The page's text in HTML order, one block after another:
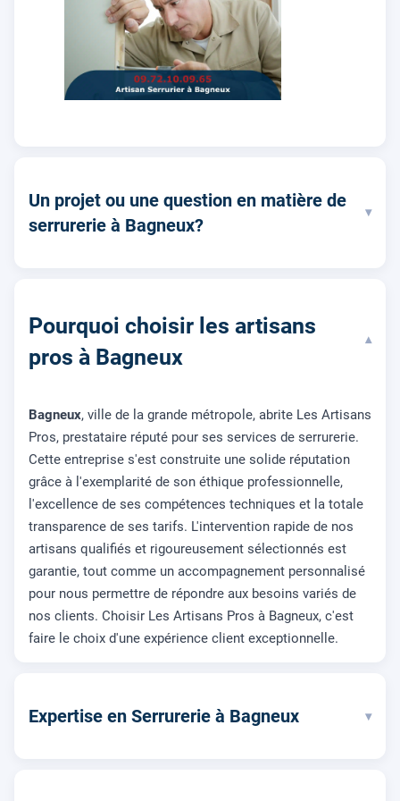
Un projet ou une question en matière de
serrurerie à Bagneux?
▾
Pourquoi choisir les artisans
pros à Bagneux
▾
Bagneux, ville de la grande métropole, abrite Les Artisans
Pros, prestataire réputé pour ses services de serrurerie.
Cette entreprise s'est construite une solide réputation
grâce à l'exemplarité de son éthique professionnelle,
l'excellence de ses compétences techniques et la totale
transparence de ses tarifs. L'intervention rapide de nos
artisans qualifiés et rigoureusement sélectionnés est
garantie, tout comme un accompagnement personnalisé
pour nous permettre de répondre aux besoins variés de
nos clients. Choisir Les Artisans Pros à Bagneux, c'est
faire le choix d'une expérience client exceptionnelle.
Expertise en Serrurerie à Bagneux ▾